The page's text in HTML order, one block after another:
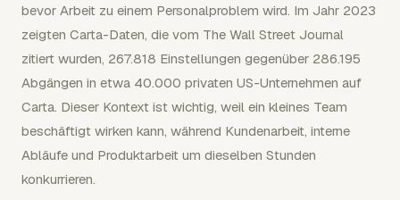
bevor Arbeit zu einem Personalproblem wird. Im Jahr 2023
zeigten Carta-Daten, die vom The Wall Street Journal
zitiert wurden, 267.818 Einstellungen gegenüber 286.195
Abgängen in etwa 40.000 privaten US-Unternehmen auf
Carta. Dieser Kontext ist wichtig, weil ein kleines Team
beschäftigt wirken kann, während Kundenarbeit, interne
Abläufe und Produktarbeit um dieselben Stunden
konkurrieren.